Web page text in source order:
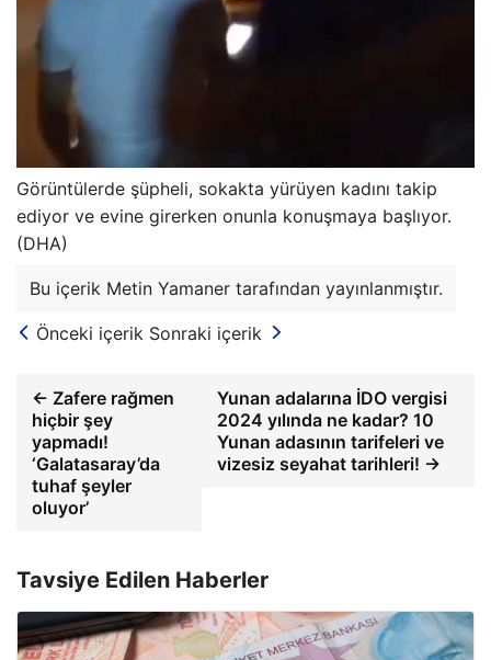
Görüntülerde şüpheli, sokakta yürüyen kadını takip
ediyor ve evine girerken onunla konuşmaya başlıyor.
(DHA)
Bu içerik Metin Yamaner tarafından yayınlanmıştır.
Önceki içerik Sonraki içerik
← Zafere rağmen
hiçbir şey
yapmadı!
‘Galatasaray’da
tuhaf şeyler
oluyor’
Yunan adalarına İDO vergisi
2024 yılında ne kadar? 10
Yunan adasının tarifeleri ve
vizesiz seyahat tarihleri! →
Tavsiye Edilen Haberler